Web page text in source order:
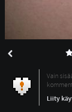
Vain
Liity